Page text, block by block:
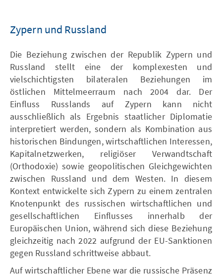
Zypern und Russland
Die Beziehung zwischen der Republik Zypern und
Russland stellt eine der komplexesten und
vielschichtigsten bilateralen Beziehungen im
östlichen Mittelmeerraum nach 2004 dar. Der
Einfluss Russlands auf Zypern kann nicht
ausschließlich als Ergebnis staatlicher Diplomatie
interpretiert werden, sondern als Kombination aus
historischen Bindungen, wirtschaftlichen Interessen,
Kapitalnetzwerken, religiöser Verwandtschaft
(Orthodoxie) sowie geopolitischen Gleichgewichten
zwischen Russland und dem Westen. In diesem
Kontext entwickelte sich Zypern zu einem zentralen
Knotenpunkt des russischen wirtschaftlichen und
gesellschaftlichen Einflusses innerhalb der
Europäischen Union, während sich diese Beziehung
gleichzeitig nach 2022 aufgrund der EU-Sanktionen
gegen Russland schrittweise abbaut.
Auf wirtschaftlicher Ebene war die russische Präsenz